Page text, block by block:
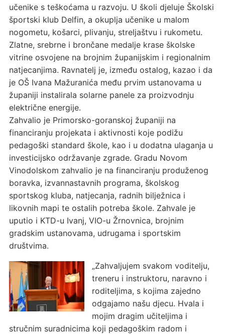
učenike s teškoćama u razvoju. U školi djeluje Školski
športski klub Delfin, a okuplja učenike u malom
nogometu, košarci, plivanju, streljaštvu i rukometu.
Zlatne, srebrne i brončane medalje krase školske
vitrine osvojene na brojnim županijskim i regionalnim
natjecanjima. Ravnatelj je, između ostalog, kazao i da
je OŠ Ivana Mažuranića među prvim ustanovama u
županiji instalirala solarne panele za proizvodnju
električne energije.
Zahvalio je Primorsko-goranskoj županiji na
financiranju projekata i aktivnosti koje podižu
pedagoški standard škole, kao i u dodatna ulaganja u
investicijsko održavanje zgrade. Gradu Novom
Vinodolskom zahvalio je na financiranju produženog
boravka, izvannastavnih programa, školskog
sportskog kluba, natjecanja, radnih bilježnica i
likovnih mapi te ostalih potreba škole. Zahvale je
uputio i KTD-u Ivanj, VIO-u Žrnovnica, brojnim
gradskim ustanovama, udrugama i sportskim
društvima.
„Zahvaljujem svakom voditelju,
treneru i instruktoru, naravno i
roditeljima, s kojima zajedno
odgajamo našu djecu. Hvala i
mojim dragim učiteljima i
stručnim suradnicima koji pedagoškim radom i